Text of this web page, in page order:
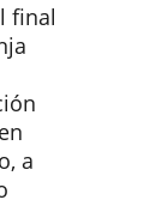
final
a